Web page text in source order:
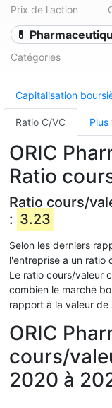
Prix de l'action
💊
Catégories
Capitalisation
Ratio C/VC Plus
ORIC
Ratio
Ratio cours/
: 3.23
Selon les derniers
l'entreprise a un ratio
Le ratio cours/valeur
combien le marché
rapport à la valeur de
ORIC
cours/
2020 à